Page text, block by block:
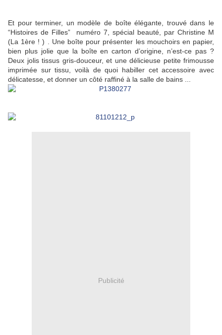
Et pour terminer, un modèle de boîte élégante, trouvé dans le
“Histoires de Filles” numéro 7, spécial beauté, par Christine M
(La 1ère ! ) . Une boîte pour présenter les mouchoirs en papier,
bien plus jolie que la boîte en carton d’origine, n’est-ce pas ?
Deux jolis tissus gris-douceur, et une délicieuse petite frimousse
imprimée sur tissu, voilà de quoi habiller cet accessoire avec
délicatesse, et donner un côté raffiné à la salle de bains ...
Publicité